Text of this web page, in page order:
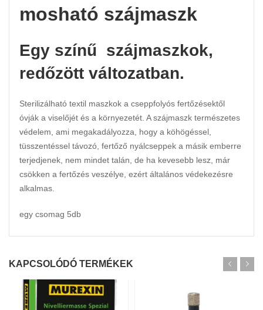
mosható szájmaszk
Egy színű szájmaszkok,
redőzött változatban.
Sterilizálható textil maszkok a cseppfolyós fertőzésektől
óvják a viselőjét és a környezetét. A szájmaszk természetes
védelem, ami megakadályozza, hogy a köhögéssel,
tüsszentéssel távozó, fertőző nyálcseppek a másik emberre
terjedjenek, nem mindet talán, de ha kevesebb lesz, már
csökken a fertőzés veszélye, ezért általános védekezésre
alkalmas.
egy csomag 5db
KAPCSOLÓDÓ TERMÉKEK